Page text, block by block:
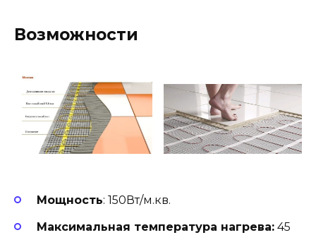
Возможности
Мощность: 150Вт/м.кв.
Максимальная температура нагрева: 45